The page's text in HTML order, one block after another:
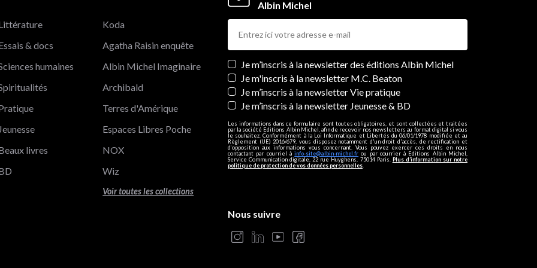
Albin Michel
Newsletters
Je m’inscris à la newsletter des éditions Albin Michel
Je m'inscris à la newsletter M.C. Beaton
Je m’inscris à la newsletter Vie pratique
Je m’inscris à la newsletter Jeunesse & BD
Les informations dans ce formulaire sont toutes obligatoires, et sont collectées et traitées
par la société Editions Albin Michel, afin de recevoir nos newsletters au format digital si vous
le souhaitez. Conformément à la Loi Informatique et Libertés du 06/01/1978 modifiée et au
Règlement (UE) 2016/679, vous disposez notamment d'un droit d'accès, de rectification et
d’opposition aux informations vous concernant. Vous pouvez exercer ces droits en nous
contactant par courriel àinfo-site@albin-michel.fr ou par courrier à Editions Albin Michel,
Service Communication digitale, 22 rue Huyghens, 75014 Paris. Plus d’information sur notre
politique de protection de vos données personnelles.
& docs
humaines
Jeunesse
livres
Koda
Agatha Raisin enquête
Albin Michel Imaginaire
Archibald
Terres d'Amérique
Espaces Libres Poche
NOX
Wiz
Voir toutes les collections
Nous suivre